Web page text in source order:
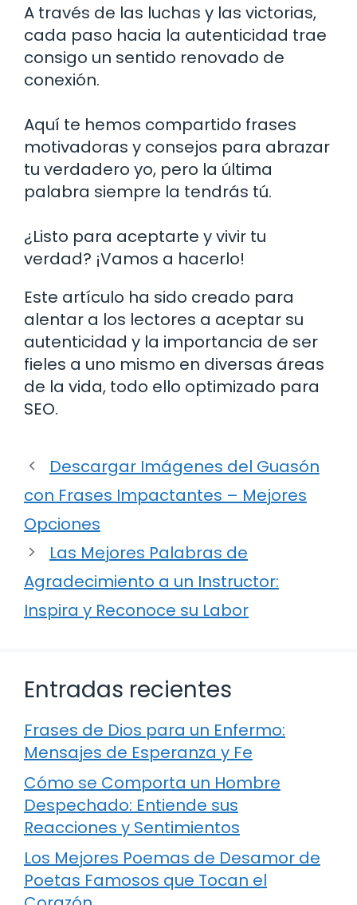
A través de las luchas y las victorias,
cada paso hacia la autenticidad trae
consigo un sentido renovado de
conexión.
Aquí te hemos compartido frases
motivadoras y consejos para abrazar
tu verdadero yo, pero la última
palabra siempre la tendrás tú.
¿Listo para aceptarte y vivir tu
verdad? ¡Vamos a hacerlo!
Este artículo ha sido creado para
alentar a los lectores a aceptar su
autenticidad y la importancia de ser
fieles a uno mismo en diversas áreas
de la vida, todo ello optimizado para
SEO.
Descargar Imágenes del Guasón
con Frases Impactantes – Mejores
Opciones
Las Mejores Palabras de
Agradecimiento a un Instructor:
Inspira y Reconoce su Labor
Entradas recientes
Frases de Dios para un Enfermo:
Mensajes de Esperanza y Fe
Cómo se Comporta un Hombre
Despechado: Entiende sus
Reacciones y Sentimientos
Los Mejores Poemas de Desamor de
Poetas Famosos que Tocan el